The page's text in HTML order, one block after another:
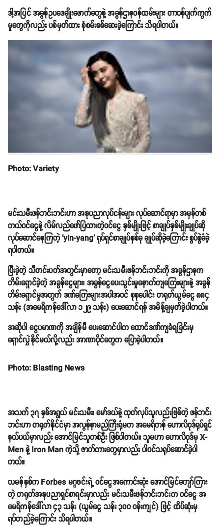
ဒါ့အပြင် အခွန်ဥပဒေချိုးဖောက်တွေနဲ့ အခွန်ဌာနဝန်ထမ်းများ တာဝန်ပျက်ကွက်
မှုတွေကိုလည်း ပစ်မှတ်ထား စုံစမ်းစစ်ဆေးခဲ့ကြောင်း သိရပါတယ်။
Photo: Variety
မင်းသမီးဖန်ဘင်းဘင်းဟာ အနုပညာလုပ်ငန်းများ လုပ်ဆောင်ရာမှာ အမှန်တစ်
ကယ်ဝင်ငွေနဲ့ လိမ်လည်ဖော်ပြထားတဲ့ဝင်ငွေ နှစ်မျိုးဖြင့် စာချုပ်နှစ်မျိုးချုပ်ဆို
လုပ်ဆောင်နေကြတဲ့ 'yin-yang' ရုပ်ရှင်စာချုပ်နှစ်ခု ချုပ်ဆိုခဲ့ကြောင်း စွပ်စွဲခံခဲ့
ရပါတယ်။
ပြီးခဲ့တဲ့ သီတင်းပတ်အတွင်းမှာတော့ မင်းသမီးဖန်ဘင်းဘင်းကို အခွန်ဌာနက
တိမ်းရှောင်ခဲ့တဲ့ အခွန်ငွေများ၊ အခွန်ငွေပေးသွင်းမှုနောက်ကျကြေးများနဲ့ အခွန်
တိမ်းရှောင်မှုအတွက် ဒဏ်ကြေးများအပါအဝင် စုစုပေါင်း တရုတ်ယွမ်ငွေ ၈၈၄
သန်း (အမေရိကန်ဒေါ်လာ ၁၂၉ သန်း) ပေးဆောင်ရန် အမိန့်ချမှတ်ခဲ့ပါတယ်။
အဆိုပါ ငွေပမာဏကို အချိန်မီ ပေးဆောင်ပါက ထောင်ဒဏ်ကျခံရခြင်းမှ
ရှောင်လွှဲနိုင်မယ်လို့လည်း အာဏာပိုင်တွေက ပြောခဲ့ပါတယ်။
Photo: Blasting News
အသက် ၃၇ နှစ်အရွယ် မင်းသမီး၊ မော်ဒယ်နဲ့ ထုတ်လုပ်သူလည်းဖြစ်တဲ့ ဖန်ဘင်း